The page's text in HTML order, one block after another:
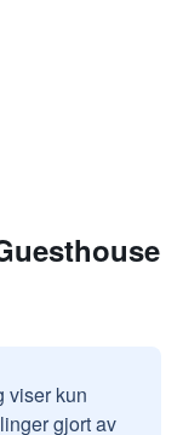
viser kun
gjort av